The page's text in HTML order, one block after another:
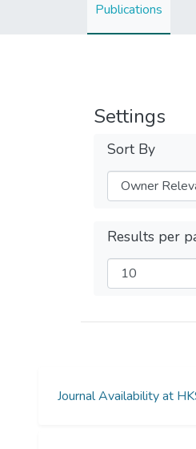
Publications
Settings
Sort By
Results per
Journal Availability at